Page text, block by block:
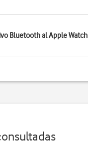
Bluetooth al Apple Watch